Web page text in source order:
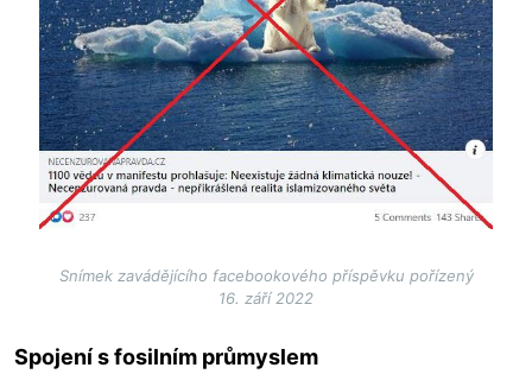
Snímek zavádějícího facebookového příspěvku pořízený
16. září 2022
Spojení s fosilním průmyslem